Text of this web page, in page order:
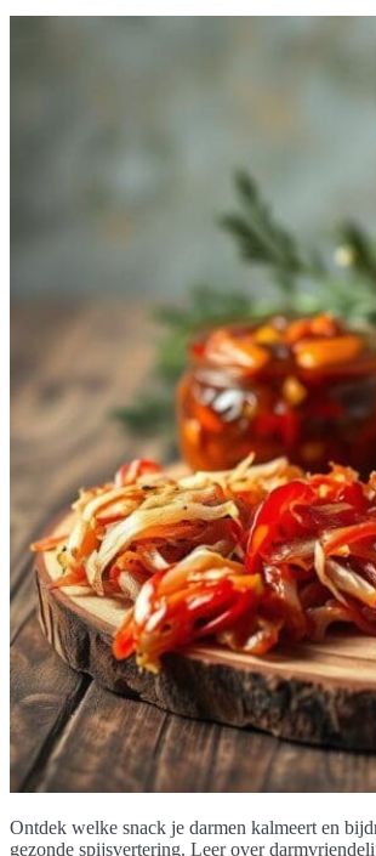
Ontdek welke snack je darmen kalmeert en
gezonde spijsvertering. Leer over